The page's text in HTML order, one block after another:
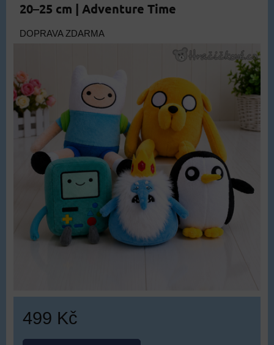
20–25 cm | Adventure Time
DOPRAVA ZDARMA
499 Kč